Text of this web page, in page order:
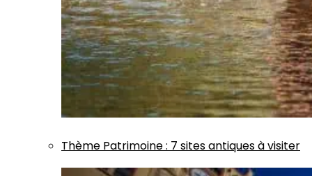
Thème Patrimoine: 7 sites antiques à visiter